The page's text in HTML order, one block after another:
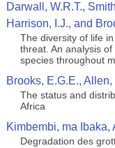
Darwall, W.R.T.,
Harrison, I.J., and
The diversity of life
threat. An analysis
species throughout
Brooks, E.G.E.,
The status and
Africa
Kimbembi, ma Ibaka,
Degradation des